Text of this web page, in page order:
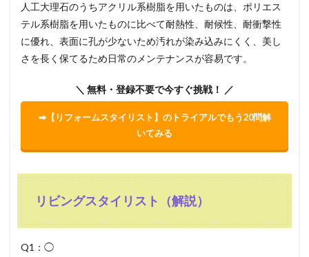
人工大理石のうちアクリル系樹脂を用いたものは、ポリエス
テル系樹脂を用いたものに比べて耐熱性、耐候性、耐衝撃性
に優れ、表面に孔が少ないため汚れが染み込みにくく、美し
さを長く保てるため日常のメンテナンスが容易です。
＼ 無料・登録不要で今すぐ挑戦！ ／
➡【リフォームスタイリスト】のトライアルでもう20問解
いてみる
リビングスタイリスト（解説）
Q1：◯